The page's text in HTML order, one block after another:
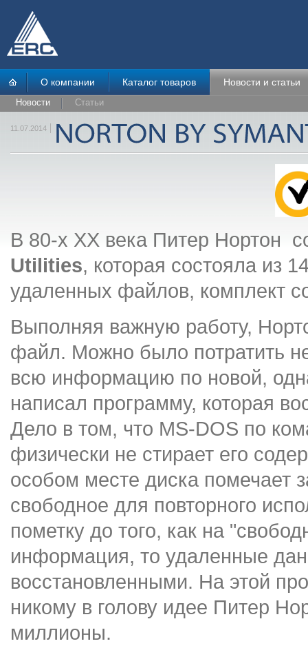
О компании Каталог товаров Новости и статьи
Новости Статьи
11.07.2014
В 80-х XX века Питер Нортон
Utilities, которая состояла из
удаленных файлов, комплект
Выполняя важную работу,
файл. Можно было потратить
всю информацию по новой,
написал программу, которая
Дело в том, что MS-DOS по
физически не стирает его
особом месте диска помечает
свободное для повторного
пометку до того, как на
информация, то удаленные
восстановленными. На этой
никому в голову идее Питер
миллионы.